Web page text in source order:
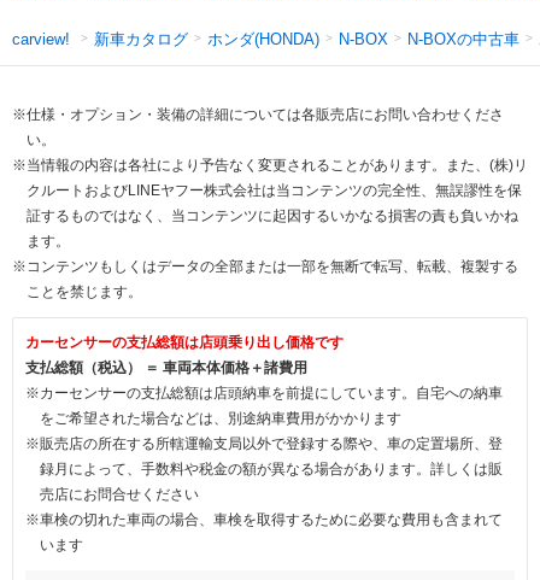
carview! 新車カタログ ホンダ(HONDA) N-BOX N-BOXの中古車
※仕様・オプション・装備の詳細については各販売店にお問い合わせくださ
い。
※当情報の内容は各社により予告なく変更されることがあります。また、(株)リ
クルートおよびLINEヤフー株式会社は当コンテンツの完全性、無誤謬性を保
証するものではなく、当コンテンツに起因するいかなる損害の責も負いかね
ます。
※コンテンツもしくはデータの全部または一部を無断で転写、転載、複製する
ことを禁じます。
カーセンサーの支払総額は店頭乗り出し価格です
支払総額（税込） ＝ 車両本体価格＋諸費用
※カーセンサーの支払総額は店頭納車を前提にしています。自宅への納車
をご希望された場合などは、別途納車費用がかかります
※販売店の所在する所轄運輸支局以外で登録する際や、車の定置場所、登
録月によって、手数料や税金の額が異なる場合があります。詳しくは販
売店にお問合せください
※車検の切れた車両の場合、車検を取得するために必要な費用も含まれて
います